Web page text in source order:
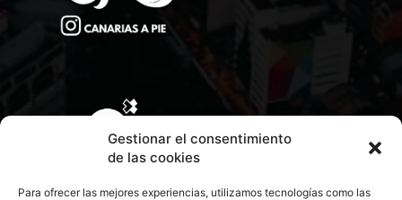
Gestionar el consentimiento
de las cookies
Para ofrecer las mejores experiencias, utilizamos tecnologías como las